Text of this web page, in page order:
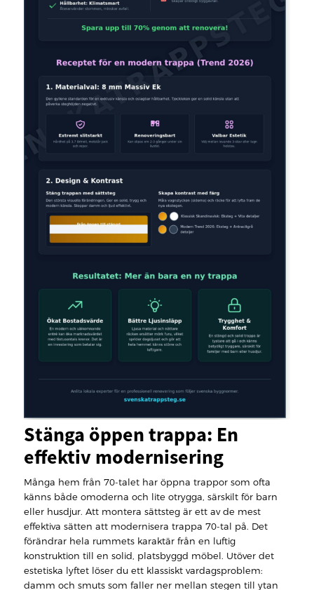
Stänga öppen trappa: En
effektiv modernisering
Många hem från 70-talet har öppna trappor som ofta
känns både omoderna och lite otrygga, särskilt för barn
eller husdjur. Att montera sättsteg är ett av de mest
effektiva sätten att modernisera trappa 70-tal på. Det
förändrar hela rummets karaktär från en luftig
konstruktion till en solid, platsbyggd möbel. Utöver det
estetiska lyftet löser du ett klassiskt vardagsproblem:
damm och smuts som faller ner mellan stegen till ytan